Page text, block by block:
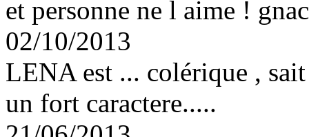
et personne ne l aime !
02/10/2013
LENA est ... colérique ,
un fort caractere.....